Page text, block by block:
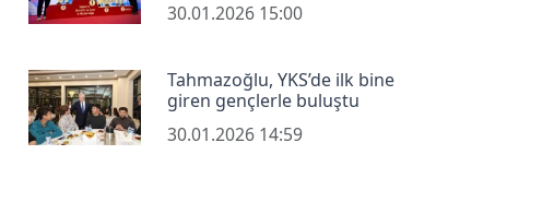
30.01.2026 15:00
Tahmazoğlu, YKS’de ilk bine
giren gençlerle buluştu
30.01.2026 14:59